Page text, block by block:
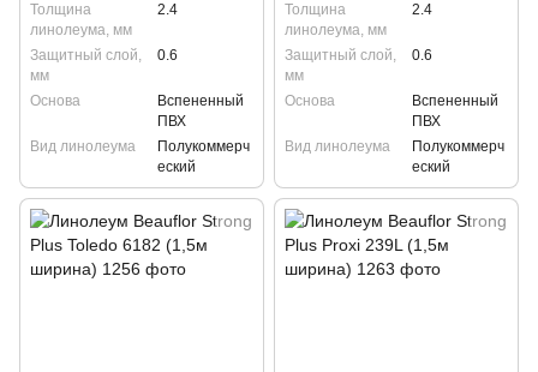
Толщина
линолеума, мм
2.4
Защитный слой,
мм
0.6
Основа
Вспененный
ПВХ
Вид линолеума
Полукоммерч
еский
Толщина
линолеума, мм
2.4
Защитный слой,
мм
0.6
Основа
Вспененный
ПВХ
Вид линолеума
Полукоммерч
еский